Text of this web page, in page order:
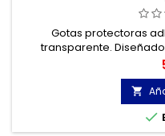
Gotas protectoras
transparente.
amortiguador de puertas

